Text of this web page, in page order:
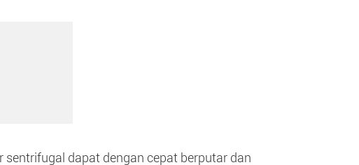
dapat dengan cepat berputar dan